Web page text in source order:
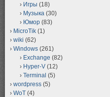
Игры (18)
Музыка (30)
Юмор (83)
MicroTik (1)
wiki (62)
Windows (261)
Exchange (82)
Hyper-V (12)
Terminal (5)
wordpress (5)
WoT (4)